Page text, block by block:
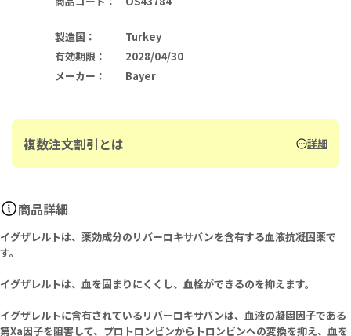
製造国 ：
Turkey
有効期限 ：
2028/04/30
メーカー ： Bayer
複数注文割引とは 詳細
商品詳細
イグザレルトは、薬効成分のリバーロキサバンを含有する血液抗凝固薬で
す。
イグザレルトは、血を固まりにくくし、血栓ができるのを抑えます。
イグザレルトに含有されているリバーロキサバンは、血液の凝固因子である
第Xa因子を阻害して、プロトロンビンからトロンビンへの変換を抑え、血を